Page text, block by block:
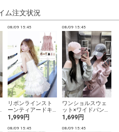
ム注文状況
08/09 15:45
リボンラインスト
ーンティアードキ
ャミソールミニワ
1,999円
08/09 15:45
ワンショルスウェ
ット×ワイドパンツ
セットアップ
1,699円
08/09 15:45 08/09 15:45